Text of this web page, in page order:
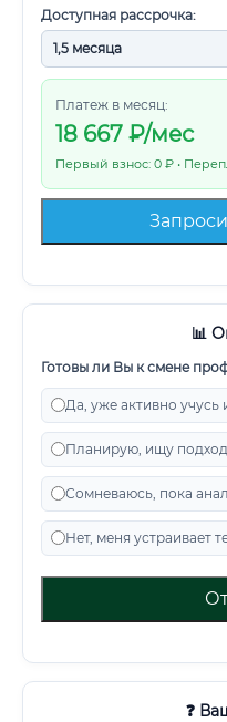
Доступная рассрочка:
Платеж в месяц:
18 667 ₽/мес
Первый взнос: 0 ₽ •
📊
Готовы ли Вы к смене
Да, уже активно учусь
Планирую, ищу
Сомневаюсь, пока
Нет, меня устраивает
❓